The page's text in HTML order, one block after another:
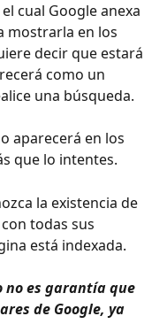
cual Google anexa
mostrarla en los
decir que estará
como un
una búsqueda.
aparecerá en los
que lo intentes.
la existencia de
todas sus
está indexada.
no es garantía que
de Google, ya